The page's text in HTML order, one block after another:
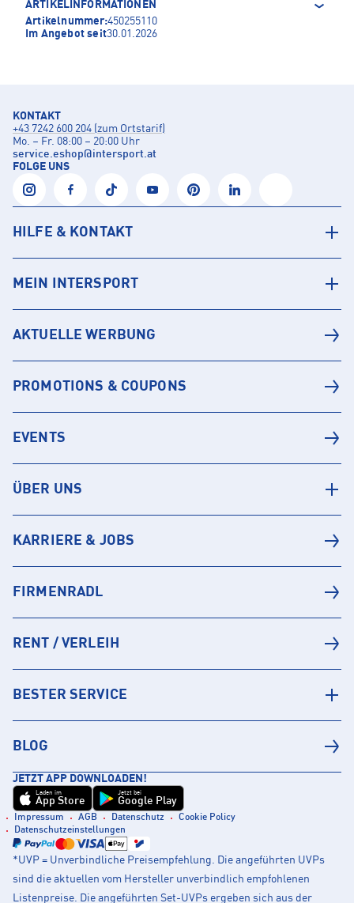
ARTIKELINFORMATIONEN
Artikelnummer:450255110
Im Angebot seit30.01.2026
KONTAKT
+43 7242 600 204 (zum Ortstarif)
Mo. – Fr. 08:00 – 20:00 Uhr
service.eshop@intersport.at
FOLGE UNS
HILFE & KONTAKT
MEIN INTERSPORT
AKTUELLE WERBUNG
PROMOTIONS & COUPONS
EVENTS
ÜBER UNS
KARRIERE & JOBS
FIRMENRADL
RENT / VERLEIH
BESTER SERVICE
BLOG
JETZT APP DOWNLOADEN!
Laden im
App Store
Jetzt bei
Google Play
Impressum AGB Datenschutz
Cookie Policy
Datenschutzeinstellungen
*UVP = Unverbindliche Preisempfehlung. Die angeführten UVPs
sind die aktuellen vom Hersteller unverbindlich empfohlenen
Listenpreise. Die angeführten Set-UVPs ergeben sich aus der